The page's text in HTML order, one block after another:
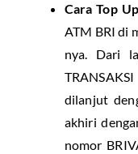
Cara Top
ATM BRI di
nya. Dari
dilanjut
akhiri
nomor